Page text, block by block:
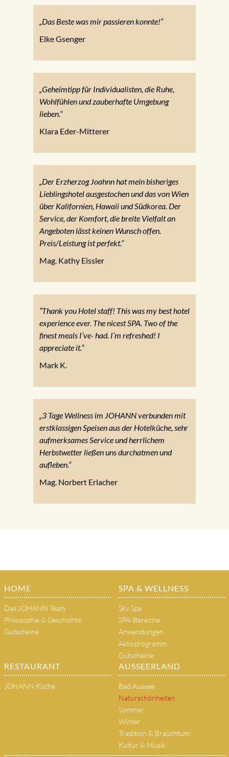
„Das Beste was mir passieren konnte!“
Elke Gsenger
„Geheimtipp für Individualisten, die Ruhe,
Wohlfühlen und zauberhafte Umgebung
lieben.“
Klara Eder-Mitterer
„Der Erzherzog Joahnn hat mein bisheriges
Lieblingshotel ausgestochen und das von Wien
über Kalifornien, Hawaii und Südkorea. Der
Service, der Komfort, die breite Vielfalt an
Angeboten lässt keinen Wunsch offen.
Preis/Leistung ist perfekt.“
Mag. Kathy Eissler
“Thank you Hotel staff! This was my best hotel
experience ever. The nicest SPA. Two of the
finest meals I’ve- had. I’m refreshed! I
appreciate it.“
Mark K.
„3 Tage Wellness im JOHANN verbunden mit
erstklassigen Speisen aus der Hotelküche, sehr
aufmerksames Service und herrlichem
Herbstwetter ließen uns durchatmen und
aufleben.“
Mag. Norbert Erlacher
HOME
Das JOHANN Team
Philosophie & Geschichte
Gutscheine
SPA & WELLNESS
Sky Spa
SPA-Bereiche
Anwendungen
Aktivprogramm
Gutscheine
RESTAURANT
JOHANN Küche
AUSSEERLAND
Bad Aussee
Naturschönheiten
Sommer
Winter
Tradition & Brauchtum
Kultur & Musik